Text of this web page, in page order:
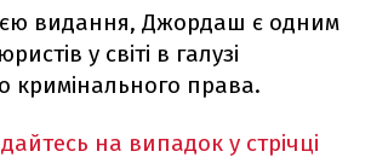
видання, Джордаш є одним
у світі в галузі
кримінального права.
на випадок у стрічці